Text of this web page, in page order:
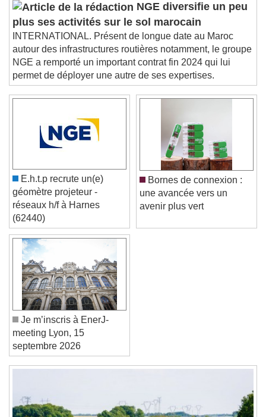
Picture-in-Picture
Fullscreen
This is a modal window.
Beginning of dialog window. Escape will cancel
and close the window.
Text
Color Opacity
Color
Caption Area Background
Color
Font Size
Text Edge Style
Font Family
Reset
Done
Close Modal Dialog
End of dialog window.
NGE diversifie un peu
plus ses activités sur le sol marocain
INTERNATIONAL. Présent de longue date au Maroc
autour des infrastructures routières notamment, le groupe
NGE a remporté un important contrat fin 2024 qui lui
permet de déployer une autre de ses expertises.
E.h.t.p recrute un(e)
géomètre projeteur -
réseaux h/f à Harnes
(62440)
Bornes de connexion :
une avancée vers un
Je m’inscris à EnerJ-
meeting Lyon, 15
septembre 2026